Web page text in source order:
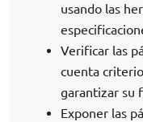
usando las
Verificar las
cuenta
garantizar su
Exponer las